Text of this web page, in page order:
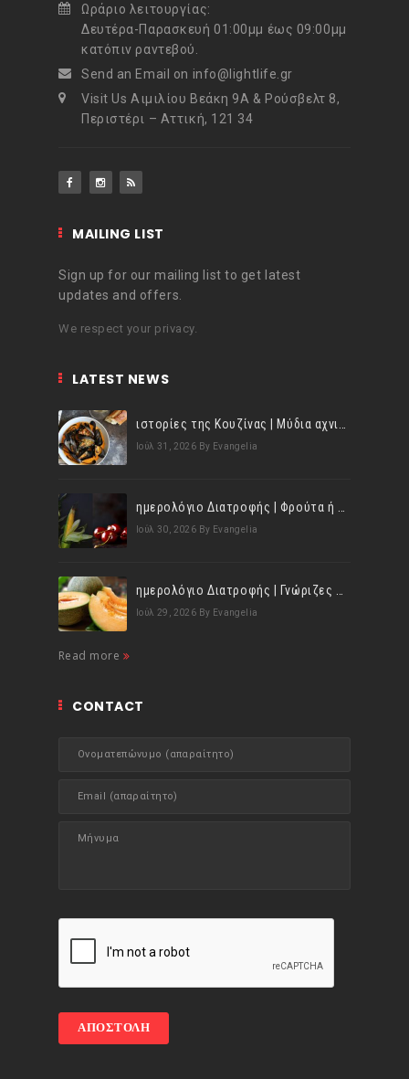
Ωράριο λειτουργίας:
Δευτέρα-Παρασκευή 01:00μμ έως 09:00μμ
κατόπιν ραντεβού.
Send an Email on info@lightlife.gr
Visit Us Αιμιλίου Βεάκη 9Α & Ρούσβελτ 8,
Περιστέρι – Αττική, 121 34
MAILING LIST
Sign up for our mailing list to get latest
updates and offers.
We respect your privacy.
LATEST NEWS
Ιούλ 31, 2026 By Evangelia
Ιούλ 30, 2026 By Evangelia
Ιούλ 29, 2026 By Evangelia
Read more
CONTACT